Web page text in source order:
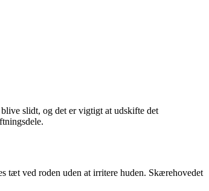
slidt, og det er vigtigt at udskifte det
tæt ved roden uden at irritere huden. Skærehovedet